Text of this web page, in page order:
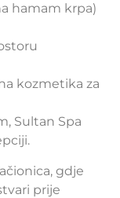
hamam krpa)
kozmetika za
Sultan Spa
gdje
prije